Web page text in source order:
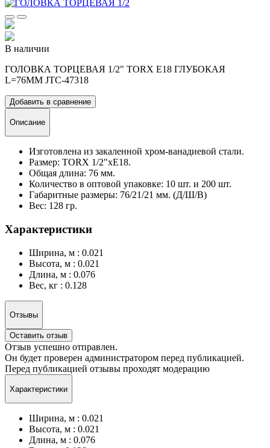
В наличии
ГОЛОВКА ТОРЦЕВАЯ 1/2" TORX E18 ГЛУБОКАЯ
L=76ММ JTC-47318
Добавить в сравнение
Описание
Изготовлена из закаленной хром-ванадиевой стали.
Размер: TORX 1/2"хE18.
Общая длина: 76 мм.
Количество в оптовой упаковке: 10 шт. и 200 шт.
Габаритные размеры: 76/21/21 мм. (Д/Ш/В)
Вес: 128 гр.
Характеристики
Ширина, м : 0.021
Высота, м : 0.021
Длина, м : 0.076
Вес, кг : 0.128
Отзывы
Оставить отзыв
Отзыв успешно отправлен.
Он будет проверен администратором перед публикацией.
Перед публикацией отзывы проходят модерацию
Характеристики
Ширина, м : 0.021
Высота, м : 0.021
Длина, м : 0.076